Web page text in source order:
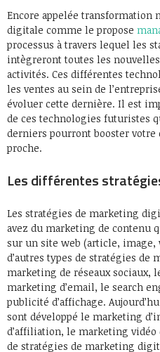
Encore appelée
digitale comme le propose
processus à travers lequel les
intègreront toutes les
activités. Ces différentes
les ventes au sein de
évoluer cette dernière. Il est
de ces technologies futuristes
derniers pourront booster
proche.
Les différentes
Les stratégies de marketing
avez du marketing de contenu
sur un site web (article, image,
d’autres types de stratégies
marketing de réseaux sociaux,
marketing d’email, le search
publicité d’affichage.
sont développé le marketing
d’affiliation, le marketing
de stratégies de marketing